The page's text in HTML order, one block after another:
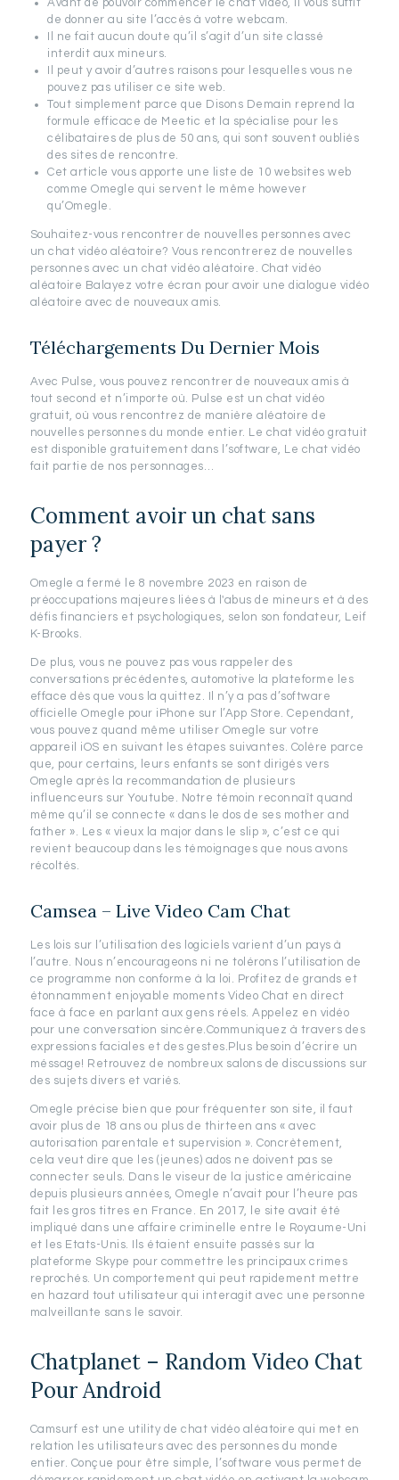
Avant de pouvoir commencer le chat vidéo, il vous suffit
de donner au site l’accès à votre webcam.
Il ne fait aucun doute qu’il s’agit d’un site classé
interdit aux mineurs.
Il peut y avoir d’autres raisons pour lesquelles vous ne
pouvez pas utiliser ce site web.
Tout simplement parce que Disons Demain reprend la
formule efficace de Meetic et la spécialise pour les
célibataires de plus de 50 ans, qui sont souvent oubliés
des sites de rencontre.
Cet article vous apporte une liste de 10 websites web
comme Omegle qui servent le même however
qu’Omegle.
Souhaitez-vous rencontrer de nouvelles personnes avec
un chat vidéo aléatoire? Vous rencontrerez de nouvelles
personnes avec un chat vidéo aléatoire. Chat vidéo
aléatoire Balayez votre écran pour avoir une dialogue vidéo
aléatoire avec de nouveaux amis.
Téléchargements Du Dernier Mois
Avec Pulse, vous pouvez rencontrer de nouveaux amis à
tout second et n’importe où. Pulse est un chat vidéo
gratuit, où vous rencontrez de manière aléatoire de
nouvelles personnes du monde entier. Le chat vidéo gratuit
est disponible gratuitement dans l’software, Le chat vidéo
fait partie de nos personnages…
Comment avoir un chat sans
payer ?
Omegle a fermé le 8 novembre 2023 en raison de
préoccupations majeures liées à l'abus de mineurs et à des
défis financiers et psychologiques, selon son fondateur, Leif
K-Brooks.
De plus, vous ne pouvez pas vous rappeler des
conversations précédentes, automotive la plateforme les
efface dès que vous la quittez. Il n’y a pas d’software
officielle Omegle pour iPhone sur l’App Store. Cependant,
vous pouvez quand même utiliser Omegle sur votre
appareil iOS en suivant les étapes suivantes. Colère parce
que, pour certains, leurs enfants se sont dirigés vers
Omegle après la recommandation de plusieurs
influenceurs sur Youtube. Notre témoin reconnaît quand
même qu’il se connecte « dans le dos de ses mother and
father ». Les « vieux la major dans le slip », c’est ce qui
revient beaucoup dans les témoignages que nous avons
récoltés.
Camsea – Live Video Cam Chat
Les lois sur l’utilisation des logiciels varient d’un pays à
l’autre. Nous n’encourageons ni ne tolérons l’utilisation de
ce programme non conforme à la loi. Profitez de grands et
étonnamment enjoyable moments Video Chat en direct
face à face en parlant aux gens réels. Appelez en vidéo
pour une conversation sincère.Communiquez à travers des
expressions faciales et des gestes.Plus besoin d’écrire un
méssage! Retrouvez de nombreux salons de discussions sur
des sujets divers et variés.
Omegle précise bien que pour fréquenter son site, il faut
avoir plus de 18 ans ou plus de thirteen ans « avec
autorisation parentale et supervision ». Concrètement,
cela veut dire que les (jeunes) ados ne doivent pas se
connecter seuls. Dans le viseur de la justice américaine
depuis plusieurs années, Omegle n’avait pour l’heure pas
fait les gros titres en France. En 2017, le site avait été
impliqué dans une affaire criminelle entre le Royaume-Uni
et les Etats-Unis. Ils étaient ensuite passés sur la
plateforme Skype pour commettre les principaux crimes
reprochés. Un comportement qui peut rapidement mettre
en hazard tout utilisateur qui interagit avec une personne
malveillante sans le savoir.
Chatplanet – Random Video Chat
Pour Android
Camsurf est une utility de chat vidéo aléatoire qui met en
relation les utilisateurs avec des personnes du monde
entier. Conçue pour être simple, l’software vous permet de